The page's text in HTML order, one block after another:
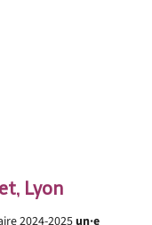
Lyon
2024-2025un·e